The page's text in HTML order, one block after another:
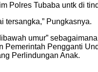
Polres Tubaba untk di
tersangka,” Pungkasnya.
umur”
Pengganti
Perlindungan Anak.